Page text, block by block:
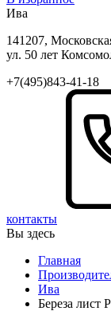
Ива
141207,
ул. 50 лет
+7(495)843-41-18
контакты
Вы здесь
Главная
Ива
Береза лист